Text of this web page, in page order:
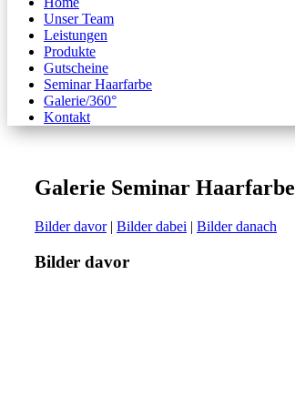
Unser Team
Leistungen
Produkte
Gutscheine
Seminar Haarfarbe
Galerie/360°
Kontakt
Galerie Seminar Haarfarbe
Bilder davor| Bilder dabei | Bilder danach
Bilder davor